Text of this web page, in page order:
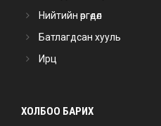
Нийтийн өргөдөл
Батлагдсан хууль
Ирц
ХОЛБОО БАРИХ